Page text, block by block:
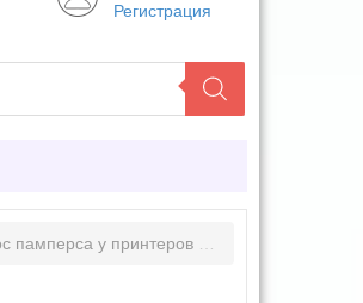
Регистрация
у принтеров Canon